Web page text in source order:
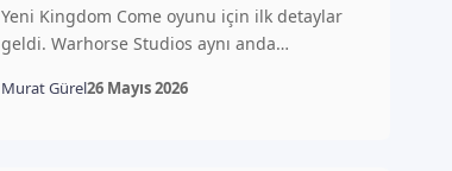
Yeni Kingdom Come oyunu için ilk detaylar
geldi. Warhorse Studios aynı anda…
Murat Gürel26 Mayıs 2026